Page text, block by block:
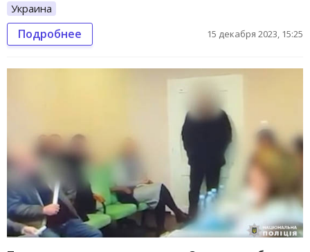
Украина
Подробнее 15 декабря 2023, 15:25